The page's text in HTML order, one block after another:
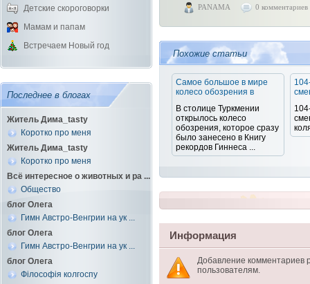
Детские скороговорки
Мамам и папам
Встречаем Новый год
Последнее в блогах
Житель Дима_tasty
Коротко про меня
Житель Дима_tasty
Коротко про меня
Всё интересное о животных и ра ...
Общество
блог Олега
Гимн Австро-Венгрии на ук ...
блог Олега
Гимн Австро-Венгрии на ук ...
блог Олега
Філософія колгоспу
PANAMA 0 комментариев
Похожие статьи
Cамое большое в мире
колесо обозрения в
В столице Туркмении
открылось колесо
обозрения, которое сразу
было занесено в Книгу
рекордов Гиннеса ...
Информация
Добавление комментариев
пользователям.